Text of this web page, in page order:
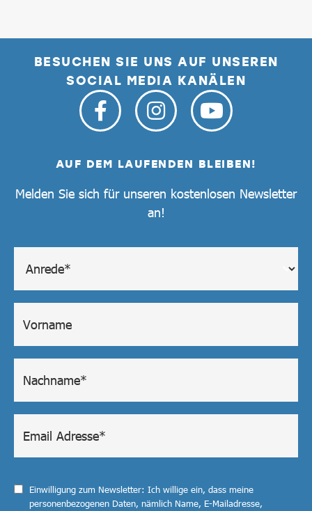
BESUCHEN SIE UNS AUF UNSEREN
SOCIAL MEDIA KANÄLEN
AUF DEM LAUFENDEN BLEIBEN!
Melden Sie sich für unseren kostenlosen Newsletter
an!
Einwilligung zum Newsletter: Ich willige ein, dass meine
personenbezogenen Daten, nämlich Name, E-Mailadresse,